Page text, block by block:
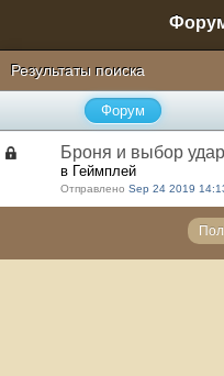
Результаты поиска
Форум
Броня и выбор
в Геймплей
Отправлено Sep 24 2019